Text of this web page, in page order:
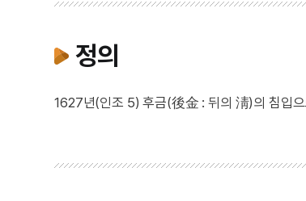
정의
1627년(인조 5) 후금(後金 : 뒤의 淸)의 침입